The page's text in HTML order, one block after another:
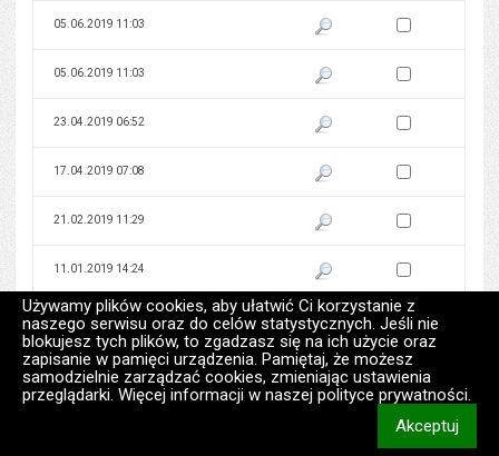
Używamy plików cookies, aby ułatwić Ci korzystanie z
naszego serwisu oraz do celów statystycznych. Jeśli nie
blokujesz tych plików, to zgadzasz się na ich użycie oraz
zapisanie w pamięci urządzenia. Pamiętaj, że możesz
samodzielnie zarządzać cookies, zmieniając ustawienia
przeglądarki. Więcej informacji w naszej polityce prywatności.
Akceptuj
05.06.2019 11:03 Pokaż podgląd wersji z dnia
Zaznacz wersję do
05.06.2019 11:03 Pokaż podgląd wersji z dnia
Zaznacz wersję do
23.04.2019 06:52 Pokaż podgląd wersji z dnia
Zaznacz wersję do
17.04.2019 07:08 Pokaż podgląd wersji z dnia
Zaznacz wersję do
21.02.2019 11:29 Pokaż podgląd wersji z dnia
Zaznacz wersję do
11.01.2019 14:24 Pokaż podgląd wersji z dnia
Zaznacz wersję do
02.01.2019 09:50 Pokaż podgląd wersji z dnia
Zaznacz wersję
28.12.2018 15:24 Pokaż podgląd wersji z dnia
Zaznacz wersję do